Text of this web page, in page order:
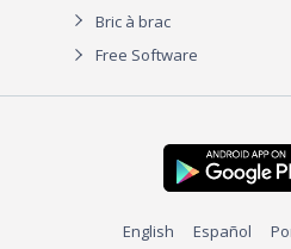
Bric à brac
Free Software
English Español